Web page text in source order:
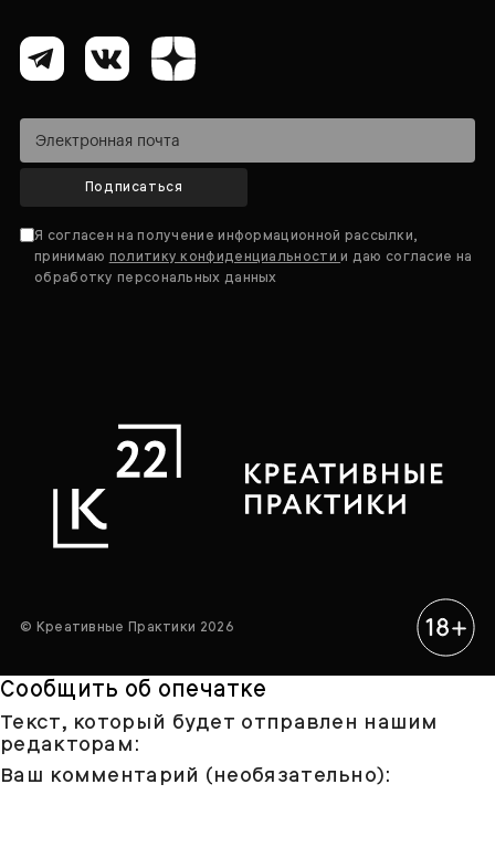
Подписаться
Я согласен на получение информационной рассылки,
принимаю политику конфиденциальностии даю согласие на
обработку персональных данных
© Креативные Практики 2026
Сообщить об опечатке
Текст, который будет отправлен нашим
редакторам:
Ваш комментарий (необязательно):